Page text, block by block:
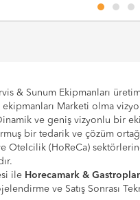
& Sunum Ekipmanları
ekipmanları Marketi olma
ve geniş vizyonlu bir
bir tedarik ve çözüm
Otelcilik (HoReCa)
ile Horecamark &
ve Satış Sonrası